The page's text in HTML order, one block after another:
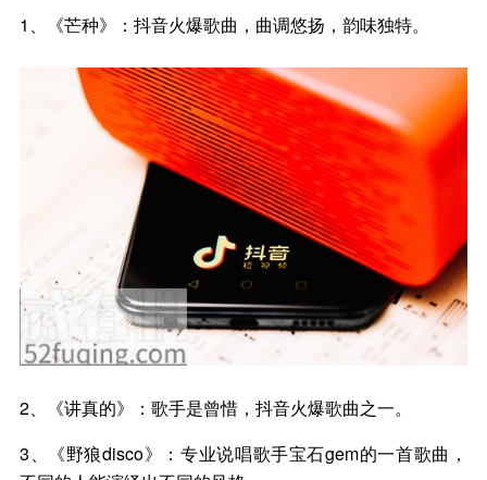
1、《芒种》：抖音火爆歌曲，曲调悠扬，韵味独特。
2、《讲真的》：歌手是曾惜，抖音火爆歌曲之一。
3、《野狼disco》：专业说唱歌手宝石gem的一首歌曲，